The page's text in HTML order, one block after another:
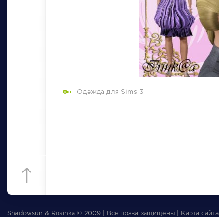
Одежда для Sims 3
Shadowsun & Rosinka © 2009 | Все права защищены | Карта сайта